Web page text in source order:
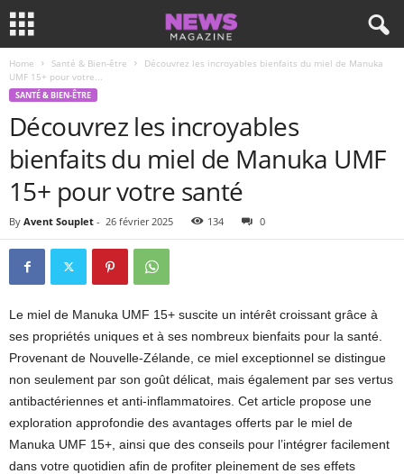
Home Santé & Bien-être
Découvrez les incroyables bienfaits du miel de Manuka
UMF 15+ pour votre...
SANTÉ & BIEN-ÊTRE
Découvrez les incroyables
bienfaits du miel de Manuka UMF
15+ pour votre santé
By Avent Souplet - 26 février 2025 134 0
Le miel de Manuka UMF 15+ suscite un intérêt croissant grâce à
ses propriétés uniques et à ses nombreux bienfaits pour la santé.
Provenant de Nouvelle-Zélande, ce miel exceptionnel se distingue
non seulement par son goût délicat, mais également par ses vertus
antibactériennes et anti-inflammatoires. Cet article propose une
exploration approfondie des avantages offerts par le miel de
Manuka UMF 15+, ainsi que des conseils pour l’intégrer facilement
dans votre quotidien afin de profiter pleinement de ses effets